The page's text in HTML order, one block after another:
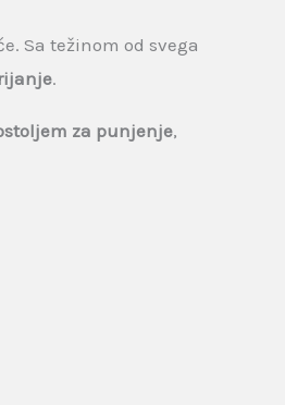
Sa težinom od svega
.
za punjenje,